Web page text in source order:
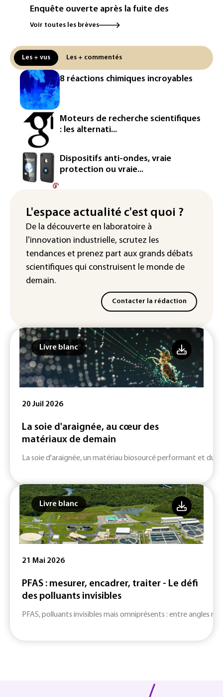
Enquête ouverte après la fuite des
données de 300.000 clients
La Slovaquie enregistre un record
absolu de 42,2°C (services
météorologiques)
Paris : une trentaine de membres d'un
canal Telegram masculiniste convoqués
devant la justice
Jeux vidéo: le très attendu "GTA VI"
promet d'en dévoiler plus sur Netflix le
27 août
Dans les entrailles de Paris, un chantier
ferroviaire hors norme pour revitaliser
Meta se lance sur le marché des logiciels
écrits par l'IA, dominé par Anthropic et
OpenAI
Voir toutes les brèves
Les + vus Les + commentés
8 réactions chimiques incroyables
Moteurs de recherche scientifiques
: les alternati...
Dispositifs anti-ondes, vraie
protection ou vraie...
L'espace actualité c'est quoi ?
De la découverte en laboratoire à
l'innovation industrielle, scrutez les
tendances et prenez part aux grands débats
scientifiques qui construisent le monde de
demain.
Contacter la rédaction
Livre blanc
20 Juil 2026
La soie d'araignée, au cœur des
matériaux de demain
La soie d'araignée, un matériau biosourcé performant et
Livre blanc
21 Mai 2026
PFAS : mesurer, encadrer, traiter - Le défi
des polluants invisibles
PFAS, polluants invisibles mais omniprésents : entre angles